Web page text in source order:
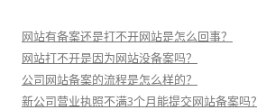
网站有备案还是打不开网站是怎么回事？
网站打不开是因为网站没备案吗？
公司网站备案的流程是怎么样的？
新公司营业执照不满3个月能提交网站备案吗？